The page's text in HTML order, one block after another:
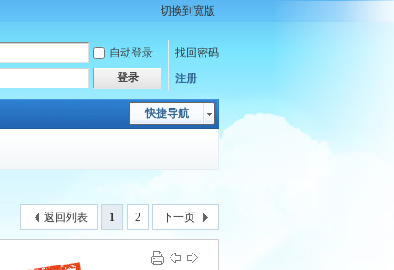
切换到宽版
自动登录
找回密码
登录 注册
快捷导航
1 2 下一页
返回列表